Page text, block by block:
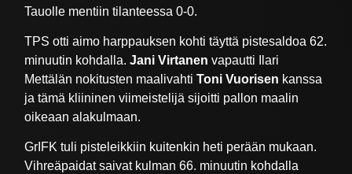
Tauolle mentiin tilanteessa 0-0.
TPS otti aimo harppauksen kohti täyttä pistesaldoa 62.
minuutin kohdalla.Jani Virtanen vapautti Ilari
Mettälän nokitusten maalivahtiToni Vuorisen kanssa
ja tämä kliininen viimeistelijä sijoitti pallon maalin
oikeaan alakulmaan.
GrIFK tuli pisteleikkiin kuitenkin heti perään mukaan.
Vihreäpaidat saivat kulman 66. minuutin kohdalla